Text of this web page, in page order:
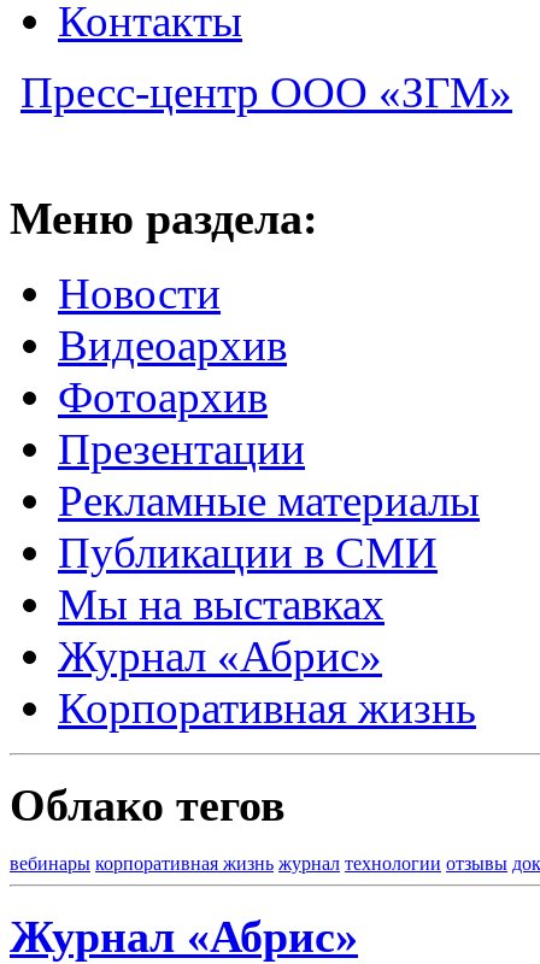
Контакты
Пресс-центр ООО «ЗГМ»
Меню раздела:
Новости
Видеоархив
Фотоархив
Презентации
Рекламные материалы
Публикации в СМИ
Мы на выставках
Журнал «Абрис»
Корпоративная жизнь
Облако тегов
вебинары корпоративная жизнь журнал технологии отзывы
Журнал «Абрис»